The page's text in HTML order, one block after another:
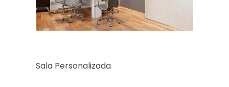
Sala Personalizada